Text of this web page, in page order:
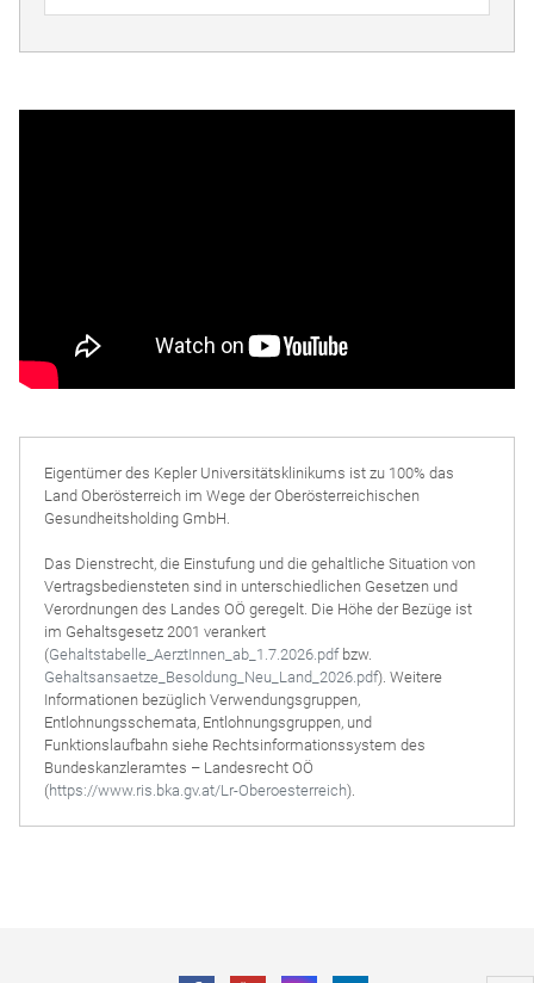
Eigentümer des Kepler Universitätsklinikums ist zu 100% das
Land Oberösterreich im Wege der Oberösterreichischen
Gesundheitsholding GmbH.
Das Dienstrecht, die Einstufung und die gehaltliche Situation von
Vertragsbediensteten sind in unterschiedlichen Gesetzen und
Verordnungen des Landes OÖ geregelt. Die Höhe der Bezüge ist
im Gehaltsgesetz 2001 verankert
(Gehaltstabelle_AerztInnen_ab_1.7.2026.pdfbzw.
Gehaltsansaetze_Besoldung_Neu_Land_2026.pdf). Weitere
Informationen bezüglich Verwendungsgruppen,
Entlohnungsschemata, Entlohnungsgruppen, und
Funktionslaufbahn siehe Rechtsinformationssystem des
Bundeskanzleramtes – Landesrecht OÖ
(https://www.ris.bka.gv.at/Lr-Oberoesterreich).